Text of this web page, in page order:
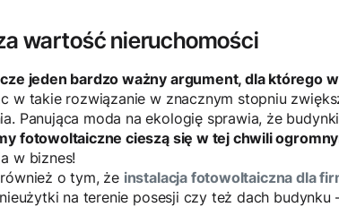
wartość nieruchomości
jeden bardzo ważny argument, dla którego
w takie rozwiązanie w znacznym stopniu
Panująca moda na ekologię sprawia, że
fotowoltaiczne cieszą się w tej chwili
w biznes!
o tym, że instalacja fotowoltaiczna dla
na terenie posesji czy też dach